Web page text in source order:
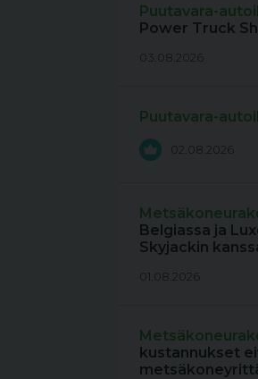
Puutavara-
Power Truck
03.08.2026
Puutavara-
02.08.2026
Belgiassa ja
Skyjackin
01.08.2026
kustannukset